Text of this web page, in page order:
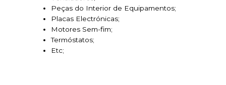
Peças do Interior de Equipamentos;
Placas Electrónicas;
Motores Sem-fim;
Termóstatos;
Etc;